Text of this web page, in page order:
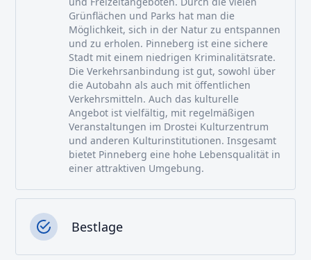
Grünflächen und Parks hat man die
Möglichkeit, sich in der Natur zu entspannen
und zu erholen. Pinneberg ist eine sichere
Stadt mit einem niedrigen Kriminalitätsrate.
Die Verkehrsanbindung ist gut, sowohl über
die Autobahn als auch mit öffentlichen
Verkehrsmitteln. Auch das kulturelle
Angebot ist vielfältig, mit regelmäßigen
Veranstaltungen im Drostei Kulturzentrum
und anderen Kulturinstitutionen. Insgesamt
bietet Pinneberg eine hohe Lebensqualität in
einer attraktiven Umgebung.
Bestlage